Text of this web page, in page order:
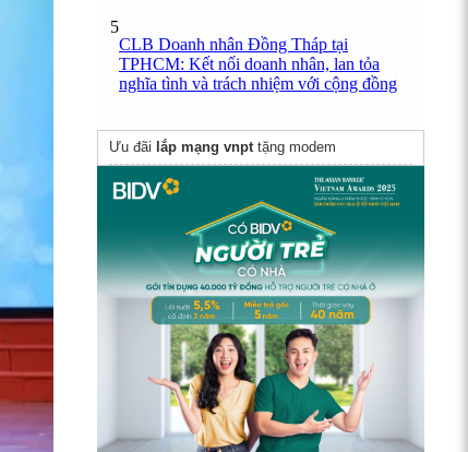
5
CLB Doanh nhân Đồng Tháp tại
TPHCM: Kết nối doanh nhân, lan tỏa
nghĩa tình và trách nhiệm với cộng đồng
Ưu đãi lắp mạng vnpt tặng modem